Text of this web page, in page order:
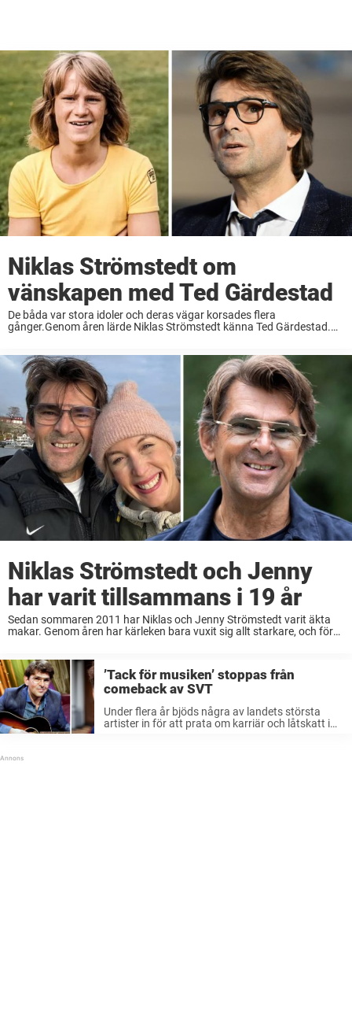
Niklas Strömstedt om
vänskapen med Ted Gärdestad
De båda var stora idoler och deras vägar korsades flera
gånger.Genom åren lärde Niklas Strömstedt känna Ted Gärdestad.–
Niklas Strömstedt och Jenny
har varit tillsammans i 19 år
Sedan sommaren 2011 har Niklas och Jenny Strömstedt varit äkta
makar. Genom åren har kärleken bara vuxit sig allt starkare, och för
’Tack för musiken’ stoppas från
comeback av SVT
Under flera år bjöds några av landets största
artister in för att prata om karriär och låtskatt i